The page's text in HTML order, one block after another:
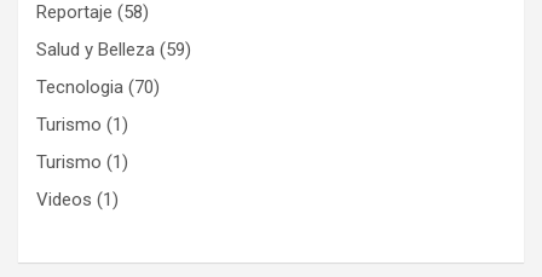
Reportaje (58)
Salud y Belleza (59)
Tecnologia (70)
Turismo (1)
Turismo (1)
Videos (1)